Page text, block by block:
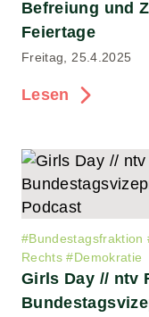
Befreiung und
Feiertage
Freitag, 25.4.2025
Lesen
#Bundestagsfraktion
Rechts #Demokratie
Girls Day // ntv